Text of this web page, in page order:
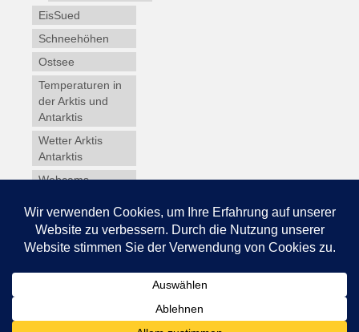
EisSued
Schneehöhen
Ostsee
Temperaturen in
der Arktis und
Antarktis
Wetter Arktis
Antarktis
Webcams
Winterdienst
Glossar
Datenschutz